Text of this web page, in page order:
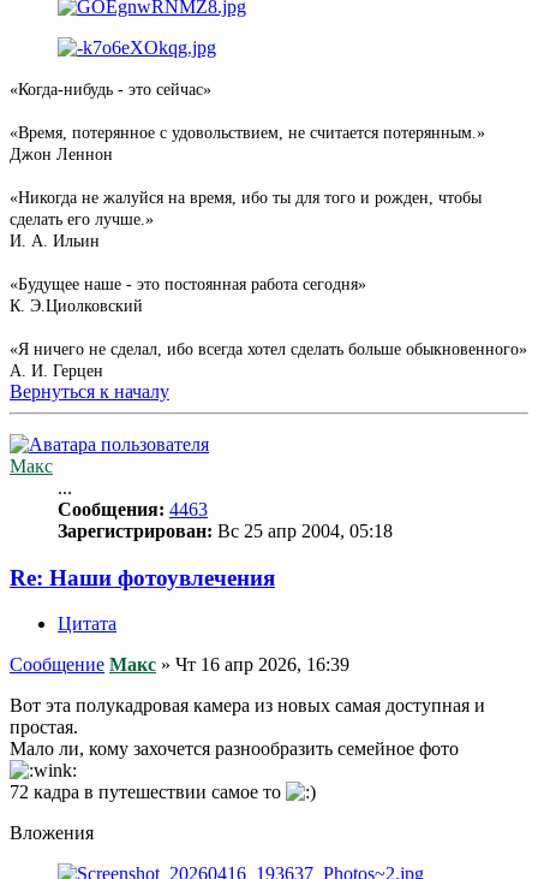
«Когда-нибудь - это сейчас»
«Время, потерянное с удовольствием, не считается потерянным.»
Джон Леннон
«Никогда не жалуйся на время, ибо ты для того и рожден, чтобы
сделать его лучше.»
И. А. Ильин
«Будущее наше - это постоянная работа сегодня»
К. Э.Циолковский
«Я ничего не сделал, ибо всегда хотел сделать больше обыкновенного»
А. И. Герцен
Вернуться к началу
Макс
...
Сообщения: 4463
Зарегистрирован: Вс 25 апр 2004, 05:18
Re: Наши фотоувлечения
Цитата
Сообщение Макс » Чт 16 апр 2026, 16:39
Вот эта полукадровая камера из новых самая доступная и
простая.
Мало ли, кому захочется разнообразить семейное фото
72 кадра в путешествии самое то
Вложения